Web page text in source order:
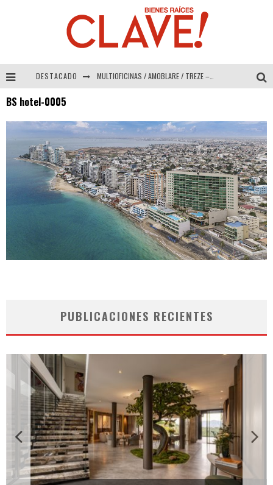
DESTACADO MULTIOFICINAS / AMOBLARE / TREZE – Especial Interiorismo & Decoración 2026
COLINEAL – Especial Interiorismo & Decoración 2026
ADRIANA HOYOS DESIGN STUDIO – Especial Interiorismo & Decoración 2026
BS hotel-0005
PUBLICACIONES RECIENTES